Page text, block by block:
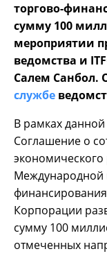
торгово-
сумму 100
мероприятии
ведомства и
Салем Санбол.
службе
В рамках
Соглашение о
экономического
Международной
Корпорации
сумму 100
отмеченных